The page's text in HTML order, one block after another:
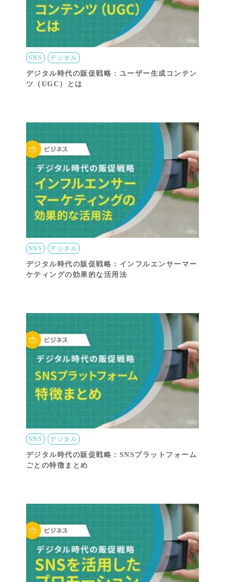
SNS デジタル
デジタル時代の販促戦略：ユーザー生成コンテン
ツ（UGC）とは
SNS デジタル
デジタル時代の販促戦略：インフルエンサーマー
ケティングの効果的な活用法
SNS デジタル
デジタル時代の販促戦略：SNSプラットフォーム
ごとの特徴まとめ